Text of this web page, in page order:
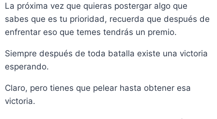
La próxima vez que quieras postergar algo que
sabes que es tu prioridad, recuerda que después de
enfrentar eso que temes tendrás un premio.
Siempre después de toda batalla existe una victoria
esperando.
Claro, pero tienes que pelear hasta obtener esa
victoria.